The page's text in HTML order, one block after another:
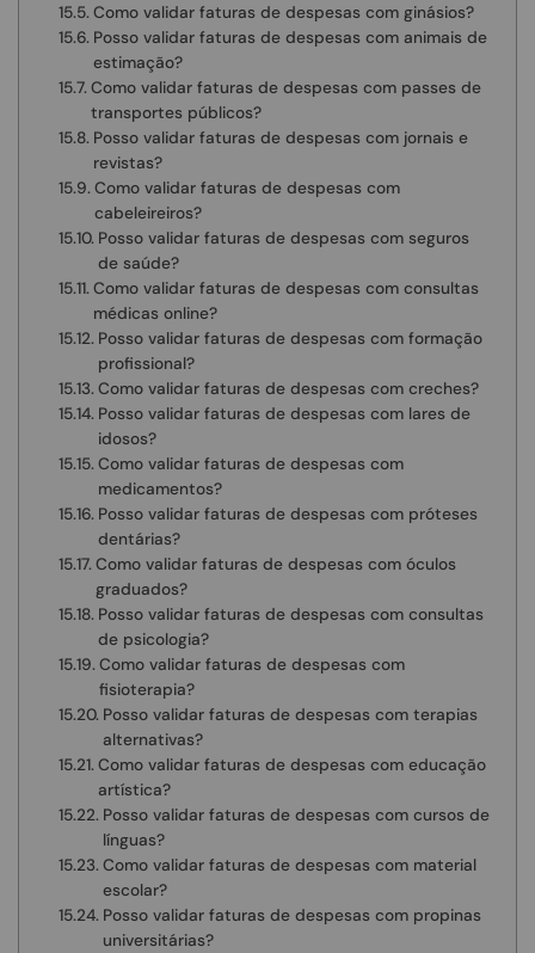
Como validar faturas de despesas com ginásios?
Posso validar faturas de despesas com animais de
estimação?
Como validar faturas de despesas com passes de
transportes públicos?
Posso validar faturas de despesas com jornais e
revistas?
Como validar faturas de despesas com
cabeleireiros?
Posso validar faturas de despesas com seguros
de saúde?
Como validar faturas de despesas com consultas
médicas online?
Posso validar faturas de despesas com formação
profissional?
Como validar faturas de despesas com creches?
Posso validar faturas de despesas com lares de
idosos?
Como validar faturas de despesas com
medicamentos?
Posso validar faturas de despesas com próteses
dentárias?
Como validar faturas de despesas com óculos
graduados?
Posso validar faturas de despesas com consultas
de psicologia?
Como validar faturas de despesas com
fisioterapia?
Posso validar faturas de despesas com terapias
alternativas?
Como validar faturas de despesas com educação
artística?
Posso validar faturas de despesas com cursos de
línguas?
Como validar faturas de despesas com material
escolar?
Posso validar faturas de despesas com propinas
universitárias?